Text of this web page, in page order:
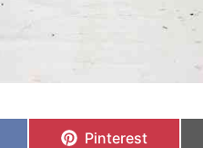
en
Pinterest
en